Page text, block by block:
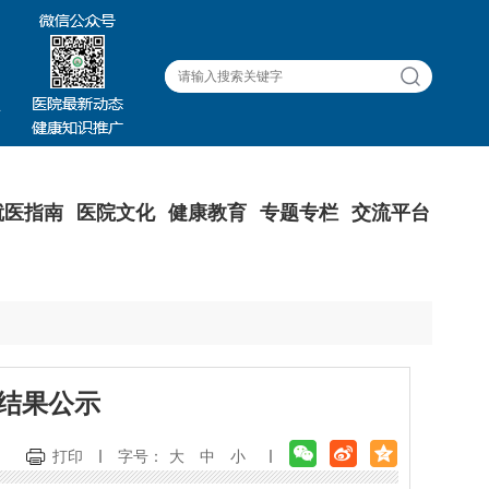
医指南 医院文化 健康教育 专题专栏 交流平台
果公示
打印 字号： 大 中 小